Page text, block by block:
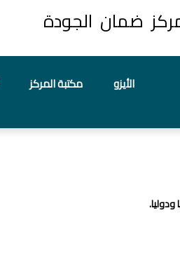
ضمان الجودة
الأيزو مكتبة المركز